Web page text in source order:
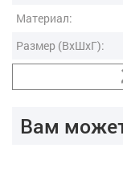
Материал:
Размер (ВxШxГ):
Вам